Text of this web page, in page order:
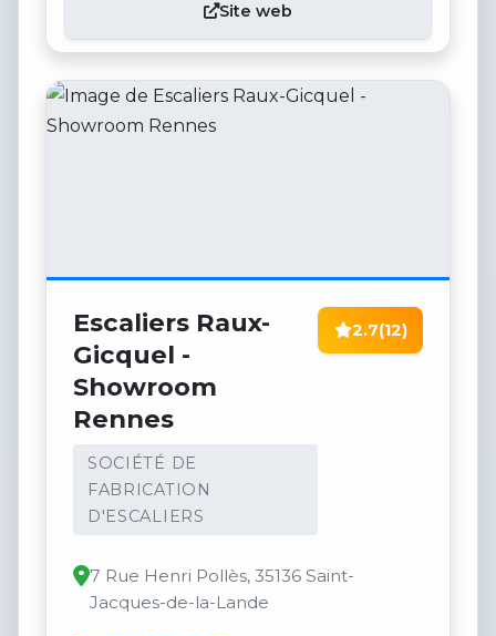
Site web
Escaliers Raux-
Gicquel -
Showroom
Rennes
SOCIÉTÉ DE
FABRICATION
D'ESCALIERS
2.7(12)
7 Rue Henri Pollès, 35136 Saint-
Jacques-de-la-Lande